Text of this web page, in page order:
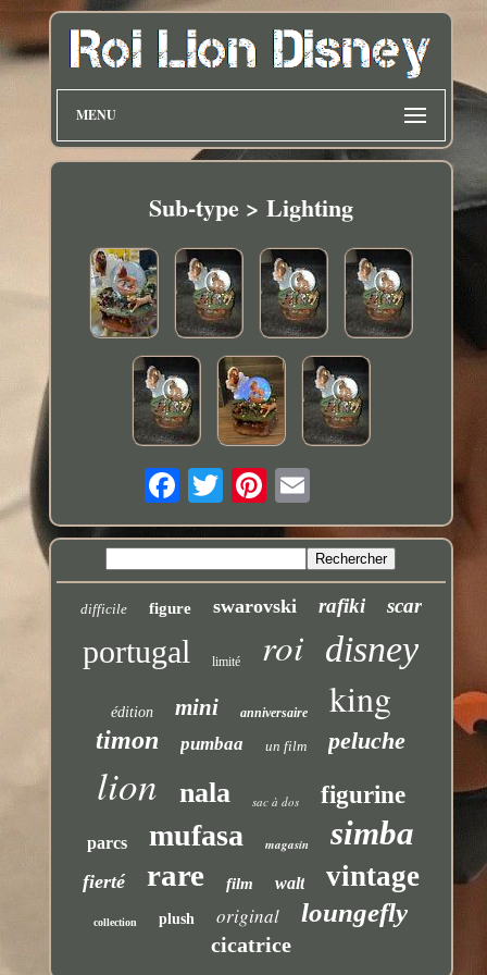
MENU
Sub-type > Lighting
difficile figure swarovski rafiki scar
portugal limité roi disney
édition mini anniversaire king
timon pumbaa un film peluche
lion nala sac à dos figurine
parcs mufasa magasin simba
fierté rare film walt vintage
collection plush original loungefly
cicatrice